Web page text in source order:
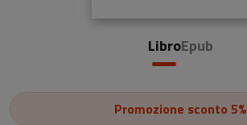
LibroEpub
Promozione sconto 5%